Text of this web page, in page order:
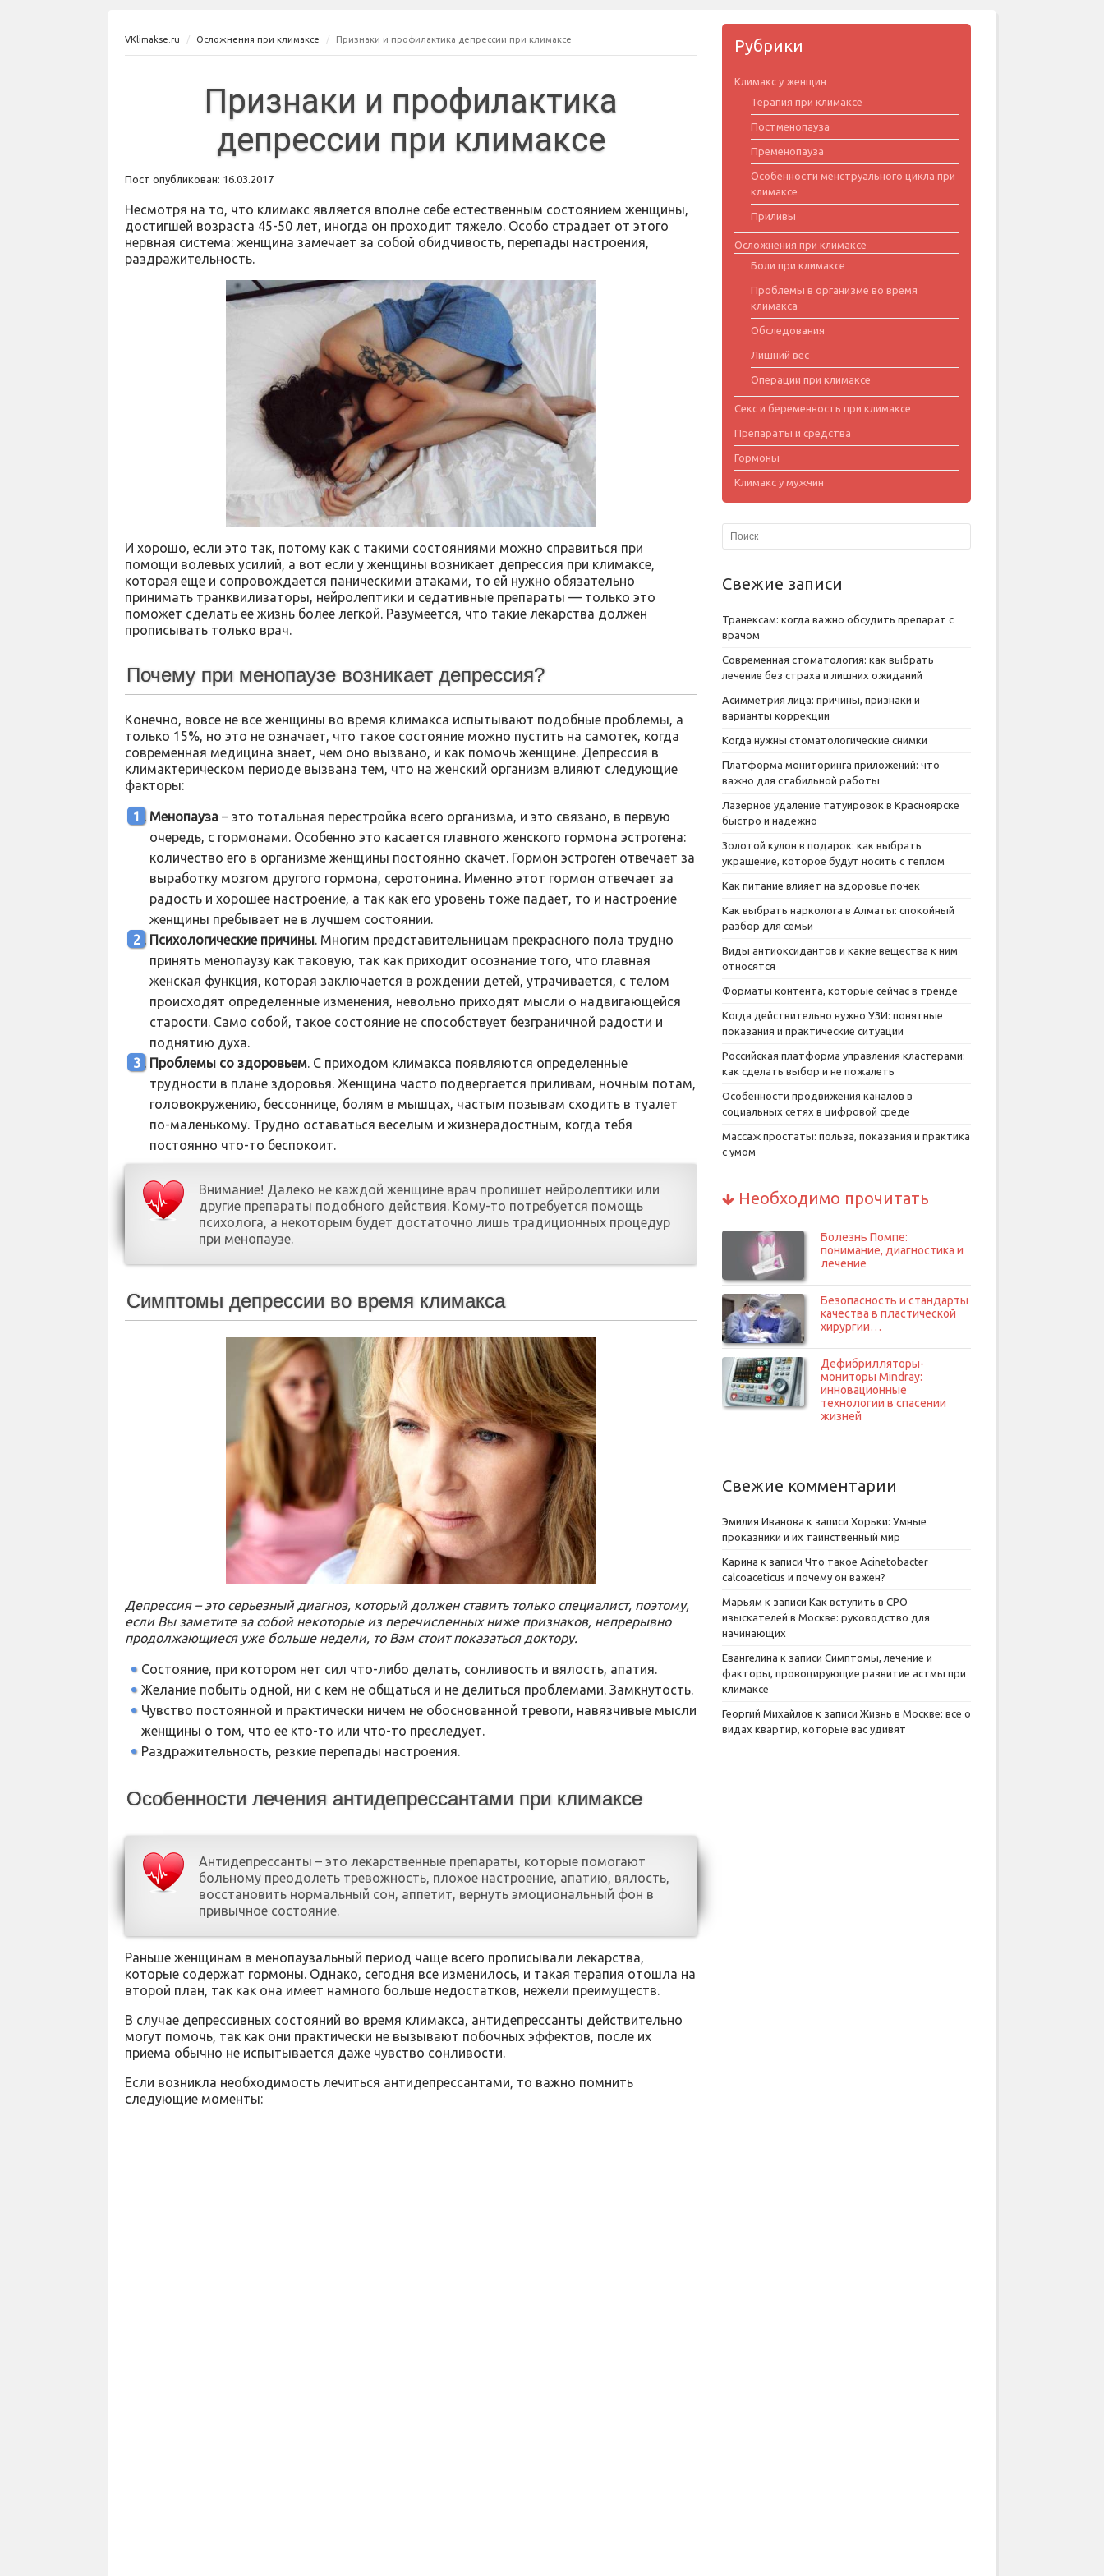
VKlimakse.ru Осложнения при климаксе Признаки и профилактика депрессии при климаксе
Признаки и профилактика
депрессии при климаксе
Пост опубликован: 16.03.2017
Несмотря на то, что климакс является вполне себе естественным состоянием женщины,
достигшей возраста 45-50 лет, иногда он проходит тяжело. Особо страдает от этого
нервная система: женщина замечает за собой обидчивость, перепады настроения,
раздражительность.
И хорошо, если это так, потому как с такими состояниями можно справиться при
помощи волевых усилий, а вот если у женщины возникает депрессия при климаксе,
которая еще и сопровождается паническими атаками, то ей нужно обязательно
принимать транквилизаторы, нейролептики и седативные препараты — только это
поможет сделать ее жизнь более легкой. Разумеется, что такие лекарства должен
прописывать только врач.
Почему при менопаузе возникает депрессия?
Конечно, вовсе не все женщины во время климакса испытывают подобные проблемы, а
только 15%, но это не означает, что такое состояние можно пустить на самотек, когда
современная медицина знает, чем оно вызвано, и как помочь женщине. Депрессия в
климактерическом периоде вызвана тем, что на женский организм влияют следующие
факторы:
Менопауза – это тотальная перестройка всего организма, и это связано, в первую
очередь, с гормонами. Особенно это касается главного женского гормона эстрогена:
количество его в организме женщины постоянно скачет. Гормон эстроген отвечает за
выработку мозгом другого гормона, серотонина. Именно этот гормон отвечает за
радость и хорошее настроение, а так как его уровень тоже падает, то и настроение
женщины пребывает не в лучшем состоянии.
Психологические причины. Многим представительницам прекрасного пола трудно
принять менопаузу как таковую, так как приходит осознание того, что главная
женская функция, которая заключается в рождении детей, утрачивается, с телом
происходят определенные изменения, невольно приходят мысли о надвигающейся
старости. Само собой, такое состояние не способствует безграничной радости и
поднятию духа.
Проблемы со здоровьем. С приходом климакса появляются определенные
трудности в плане здоровья. Женщина часто подвергается приливам, ночным потам,
головокружению, бессоннице, болям в мышцах, частым позывам сходить в туалет
по-маленькому. Трудно оставаться веселым и жизнерадостным, когда тебя
постоянно что-то беспокоит.
Внимание! Далеко не каждой женщине врач пропишет нейролептики или
другие препараты подобного действия. Кому-то потребуется помощь
психолога, а некоторым будет достаточно лишь традиционных процедур
при менопаузе.
Симптомы депрессии во время климакса
Депрессия – это серьезный диагноз, который должен ставить только специалист, поэтому,
если Вы заметите за собой некоторые из перечисленных ниже признаков, непрерывно
продолжающиеся уже больше недели, то Вам стоит показаться доктору.
Состояние, при котором нет сил что-либо делать, сонливость и вялость, апатия.
Желание побыть одной, ни с кем не общаться и не делиться проблемами. Замкнутость.
Чувство постоянной и практически ничем не обоснованной тревоги, навязчивые мысли
женщины о том, что ее кто-то или что-то преследует.
Раздражительность, резкие перепады настроения.
Особенности лечения антидепрессантами при климаксе
Антидепрессанты – это лекарственные препараты, которые помогают
больному преодолеть тревожность, плохое настроение, апатию, вялость,
восстановить нормальный сон, аппетит, вернуть эмоциональный фон в
привычное состояние.
Раньше женщинам в менопаузальный период чаще всего прописывали лекарства,
которые содержат гормоны. Однако, сегодня все изменилось, и такая терапия отошла на
второй план, так как она имеет намного больше недостатков, нежели преимуществ.
В случае депрессивных состояний во время климакса, антидепрессанты действительно
могут помочь, так как они практически не вызывают побочных эффектов, после их
приема обычно не испытывается даже чувство сонливости.
Если возникла необходимость лечиться антидепрессантами, то важно помнить
следующие моменты:
Рубрики
Климакс у женщин
Терапия при климаксе
Постменопауза
Пременопауза
Особенности менструального цикла при
климаксе
Приливы
Осложнения при климаксе
Боли при климаксе
Проблемы в организме во время
климакса
Обследования
Лишний вес
Операции при климаксе
Секс и беременность при климаксе
Препараты и средства
Гормоны
Климакс у мужчин
Свежие записи
Транексам: когда важно обсудить препарат с
врачом
Современная стоматология: как выбрать
лечение без страха и лишних ожиданий
Асимметрия лица: причины, признаки и
варианты коррекции
Когда нужны стоматологические снимки
Платформа мониторинга приложений: что
важно для стабильной работы
Лазерное удаление татуировок в Красноярске
быстро и надежно
Золотой кулон в подарок: как выбрать
украшение, которое будут носить с теплом
Как питание влияет на здоровье почек
Как выбрать нарколога в Алматы: спокойный
разбор для семьи
Виды антиоксидантов и какие вещества к ним
относятся
Форматы контента, которые сейчас в тренде
Когда действительно нужно УЗИ: понятные
показания и практические ситуации
Российская платформа управления кластерами:
как сделать выбор и не пожалеть
Особенности продвижения каналов в
социальных сетях в цифровой среде
Массаж простаты: польза, показания и практика
с умом
Необходимо прочитать
Болезнь Помпе:
понимание, диагностика и
лечение
Безопасность и стандарты
качества в пластической
хирургии…
Дефибрилляторы-
мониторы Mindray:
инновационные
технологии в спасении
жизней
Свежие комментарии
Эмилия Иванова к записи Хорьки: Умные
проказники и их таинственный мир
Карина к записи Что такое Acinetobacter
calcoaceticus и почему он важен?
Марьям к записи Как вступить в СРО
изыскателей в Москве: руководство для
начинающих
Евангелина к записи Симптомы, лечение и
факторы, провоцирующие развитие астмы при
климаксе
Георгий Михайлов к записи Жизнь в Москве: все о
видах квартир, которые вас удивят